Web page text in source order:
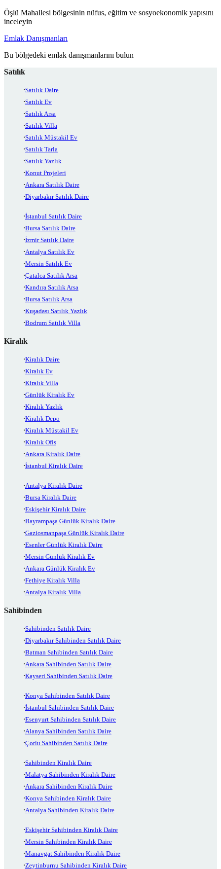
Öşlü Mahallesi bölgesinin nüfus, eğitim ve sosyoekonomik yapısını
inceleyin
Emlak Danışmanları
Bu bölgedeki emlak danışmanlarını bulun
Satılık
Satılık Daire
Satılık Ev
Satılık Arsa
Satılık Villa
Satılık Müstakil Ev
Satılık Tarla
Satılık Yazlık
Konut Projeleri
Ankara Satılık Daire
Diyarbakır Satılık Daire
İstanbul Satılık Daire
Bursa Satılık Daire
İzmir Satılık Daire
Antalya Satılık Ev
Mersin Satılık Ev
Çatalca Satılık Arsa
Kandıra Satılık Arsa
Bursa Satılık Arsa
Kuşadası Satılık Yazlık
Bodrum Satılık Villa
Kiralık
Kiralık Daire
Kiralık Ev
Kiralık Villa
Günlük Kiralık Ev
Kiralık Yazlık
Kiralık Depo
Kiralık Müstakil Ev
Kiralık Ofis
Ankara Kiralık Daire
İstanbul Kiralık Daire
Antalya Kiralık Daire
Bursa Kiralık Daire
Eskişehir Kiralık Daire
Bayrampaşa Günlük Kiralık Daire
Gaziosmanpaşa Günlük Kiralık Daire
Esenler Günlük Kiralık Daire
Mersin Günlük Kiralık Ev
Ankara Günlük Kiralık Ev
Fethiye Kiralık Villa
Antalya Kiralık Villa
Sahibinden
Sahibinden Satılık Daire
Diyarbakır Sahibinden Satılık Daire
Batman Sahibinden Satılık Daire
Ankara Sahibinden Satılık Daire
Kayseri Sahibinden Satılık Daire
Konya Sahibinden Satılık Daire
İstanbul Sahibinden Satılık Daire
Esenyurt Sahibinden Satılık Daire
Alanya Sahibinden Satılık Daire
Çorlu Sahibinden Satılık Daire
Sahibinden Kiralık Daire
Malatya Sahibinden Kiralık Daire
Ankara Sahibinden Kiralık Daire
Konya Sahibinden Kiralık Daire
Antalya Sahibinden Kiralık Daire
Eskişehir Sahibinden Kiralık Daire
Mersin Sahibinden Kiralık Daire
Manavgat Sahibinden Kiralık Daire
Zeytinburnu Sahibinden Kiralık Daire